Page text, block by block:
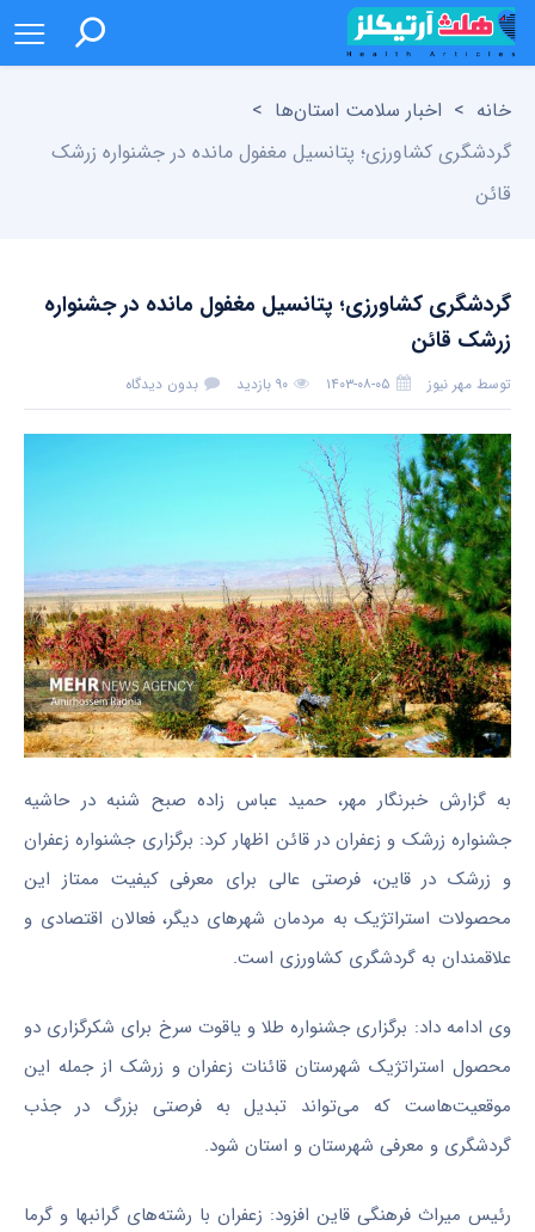
خانه > اخبار سلامت استان‌ها >
گردشگری کشاورزی؛ پتانسیل مغفول مانده در جشنواره زرشک
قائن
گردشگری کشاورزی؛ پتانسیل مغفول مانده در جشنواره
زرشک قائن
توسط مهر نیوز ۱۴۰۳-۰۸-۰۵ ۹۰ بازدید بدون دیدگاه
به گزارش خبرنگار مهر، حمید عباس زاده صبح شنبه در حاشیه
جشنواره زرشک و زعفران درقائن اظهار کرد: برگزاری جشنواره زعفران
و زرشک درقاین، فرصتی عالی برای معرفی کیفیت ممتاز این
محصولات استراتژیک به مردمان شهرهای دیگر، فعالان اقتصادی و
علاقمندان به گردشگری کشاورزی است.
وی ادامه داد: برگزاری جشنواره طلا و یاقوت سرخ برای شکرگزاری دو
محصول استراتژیک شهرستان قائنات زعفران و زرشک از جمله این
موقعیت‌هاست که می‌تواند تبدیل به فرصتی بزرگ در جذب
گردشگری و معرفی شهرستان و استان شود.
رئیس میراث فرهنگی قاین افزود: زعفران با رشته‌های گرانبها و گرما